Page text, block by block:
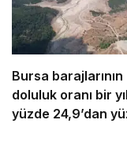
Bursa barajlarının
doluluk oranı bir
yüzde 24,9’dan